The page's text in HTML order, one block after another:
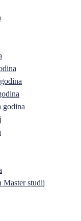
godina
Master studij